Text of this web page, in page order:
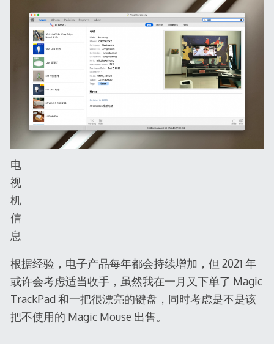
电
视
机
信
息
根据经验，电子产品每年都会持续增加，但 2021 年
或许会考虑适当收手，虽然我在一月又下单了 Magic
TrackPad 和一把很漂亮的键盘，同时考虑是不是该
把不使用的 Magic Mouse 出售。